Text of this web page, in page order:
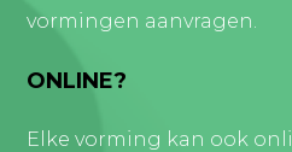
vormingen aanvragen.
ONLINE?
Elke vorming kan ook